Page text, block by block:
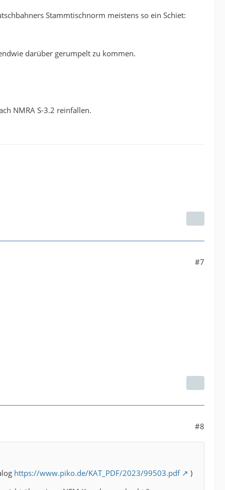
Stammtischnorm meistens so ein Schiet:
darüber gerumpelt zu kommen.
NMRA S-3.2 reinfallen.
#7
#8
https://www.piko.de/KAT_PDF/2023/99503.pdf
)